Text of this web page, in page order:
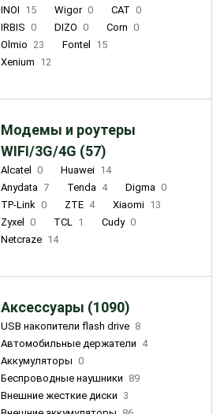
INOI 15 Wigor 0 CAT 0
IRBIS 0 DIZO 0 Corn 0
Olmio 23 Fontel
15
Xenium 12
Модемы и роутеры
WIFI/3G/4G (57)
Alcatel 0 Huawei 14
Anydata 7 Tenda 4 Digma 0
TP-Link 0 ZTE 4 Xiaomi 13
Zyxel
0 TCL 1 Cudy 0
Netcraze 14
Аксессуары (1090)
USB накопители flash drive 8
Автомобильные держатели 4
Аккумуляторы 0
Беспроводные наушники 89
Внешние жесткие диски 3